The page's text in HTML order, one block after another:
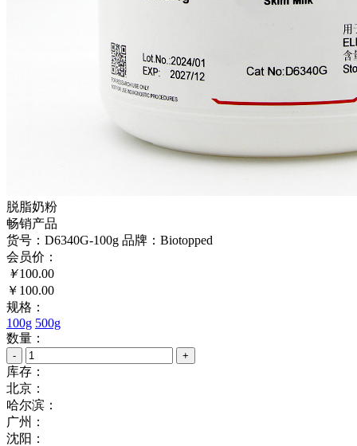
脱脂奶粉
畅销产品
货号：D6340G-100g 品牌：Biotopped
会员价：
￥100.00
￥100.00
规格：
100g 500g
数量：
- +
库存：
北京：
哈尔滨：
广州：
沈阳：